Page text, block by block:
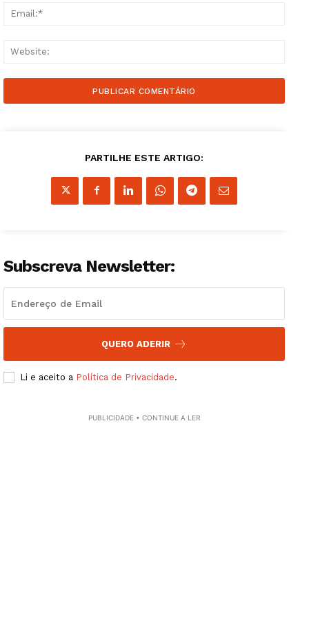
SUBSCREVA JÁ!
Institucional
Artigos
Edição Digital
Europa
Grande Entrevista
PARTILHE ESTE ARTIGO:
Subscreva Newsletter:
QUERO ADERIR
Li e aceito a Política de Privacidade.
PUBLICIDADE • CONTINUE A LER